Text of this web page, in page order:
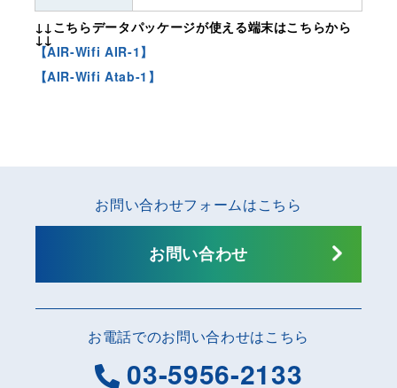
↓↓こちらデータパッケージが使える端末はこちらから
↓↓
【AIR-Wifi AIR-1】
【AIR-Wifi Atab-1】
お電話でのお問い合わせはこちら
03-5956-2133
お問い合わせフォームはこちら
お問い合わせ